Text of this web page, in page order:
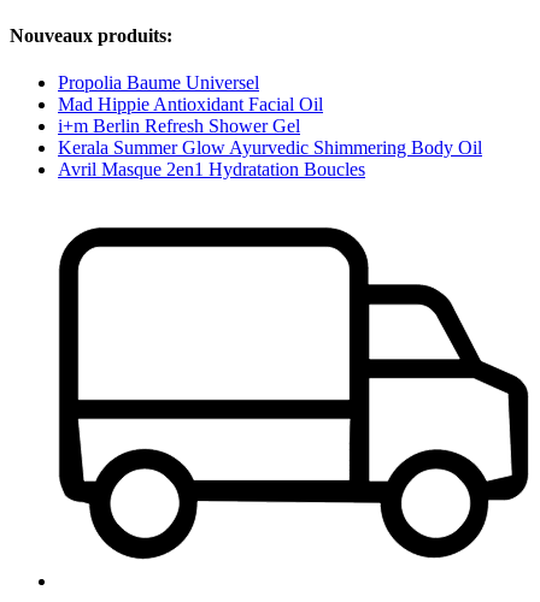
Nouveaux produits:
Propolia Baume Universel
Mad Hippie Antioxidant Facial Oil
i+m Berlin Refresh Shower Gel
Kerala Summer Glow Ayurvedic Shimmering Body Oil
Avril Masque 2en1 Hydratation Boucles